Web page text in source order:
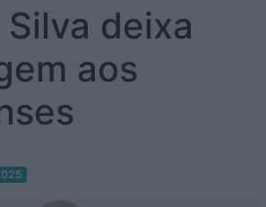
deixa
aos